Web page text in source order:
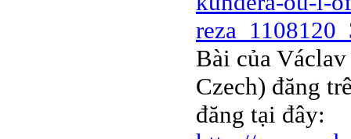
Bài của
Czech) đăng
đăng tại đây: